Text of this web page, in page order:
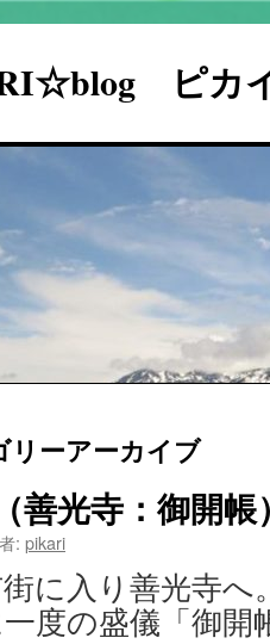
ピ
リーアーカイブ
善光寺：御開帳
: pikari
に入り善光寺へ
一度の盛儀「御